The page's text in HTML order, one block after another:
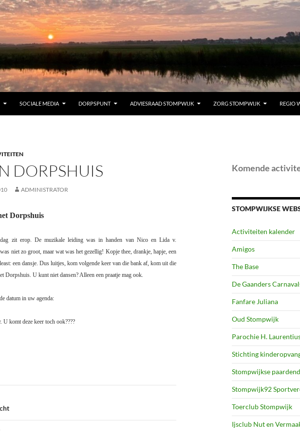
SOCIALE MEDIA DORPSPUNT ADVIESRAAD STOMPWIJK ZORG STOMPWIJK REGIO
DORPSHUIS
ADMINISTRATOR
Dorpshuis
zit erop. De muzikale leiding was in handen van Nico en Lida v.
niet zo groot, maar wat was het gezellig! Kopje thee, drankje, hapje, een
een dansje. Dus luitjes, kom volgende keer van die bank af, kom uit die
Dorpshuis. U kunt niet dansen? Alleen een praatje mag ook.
datum in uw agenda:
U komt deze keer toch ook????
Komende
STOMPWIJKSE
Activiteiten kalender
Amigos
The Base
De Gaanders
Fanfare Juliana
Oud Stompwijk
Parochie H.
Stichting
Stompwijkse
Stompwijk92
Toerclub Stompwijk
Ijsclub Nut en